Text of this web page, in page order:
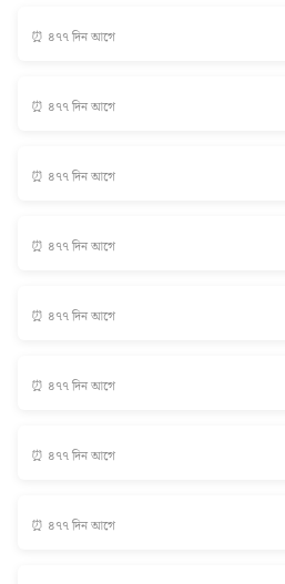
⏰ ৪৭৭ দিন আগে
⏰ ৪৭৭ দিন আগে
⏰ ৪৭৭ দিন আগে
⏰ ৪৭৭ দিন আগে
⏰ ৪৭৭ দিন আগে
⏰ ৪৭৭ দিন আগে
⏰ ৪৭৭ দিন আগে
⏰ ৪৭৭ দিন আগে